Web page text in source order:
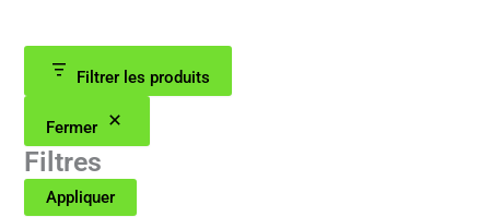
Filtrer les produits
Fermer
Filtres
Appliquer